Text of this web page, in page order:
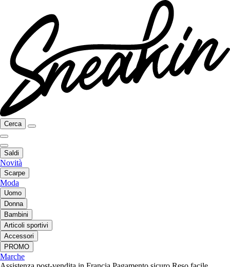
Cerca
Saldi
Novità
Scarpe
Moda
Uomo
Donna
Bambini
Articoli sportivi
Accessori
PROMO
Marche